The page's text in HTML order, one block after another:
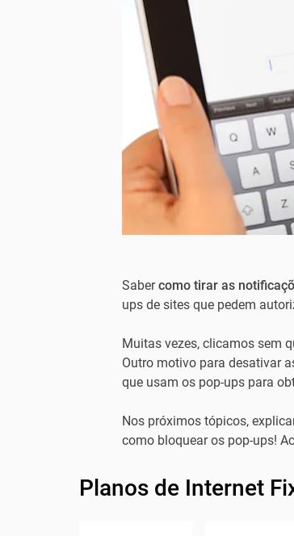
Sabercomo tirar as
ups de sites que pedem
Muitas vezes, clicamos sem
Outro motivo para desativar
que usam os pop-ups para
Nos próximos tópicos,
como bloquear os pop-ups!
Planos de Internet